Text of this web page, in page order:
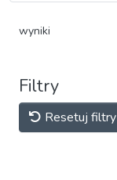
wyniki
Filtry
Resetuj filtry